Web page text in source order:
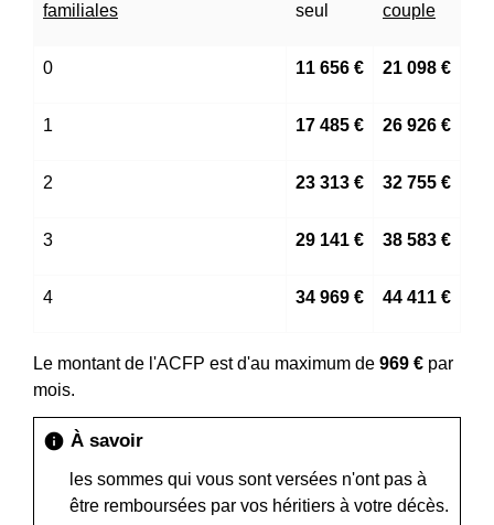
familiales
seul
couple
0 11 656 € 21 098 €
1 17 485 € 26 926 €
2 23 313 € 32 755 €
3 29 141 € 38 583 €
4 34 969 € 44 411 €
Le montant de l'ACFP est d'au maximum de 969 € par
mois.
info À savoir
les sommes qui vous sont versées n'ont pas à
être remboursées par vos héritiers à votre décès.